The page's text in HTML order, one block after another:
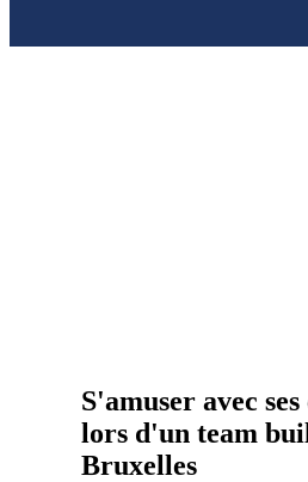
S'amuser avec
lors d'un team
Bruxelles